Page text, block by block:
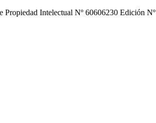
Intelectual Nº 60606230 Edición Nº